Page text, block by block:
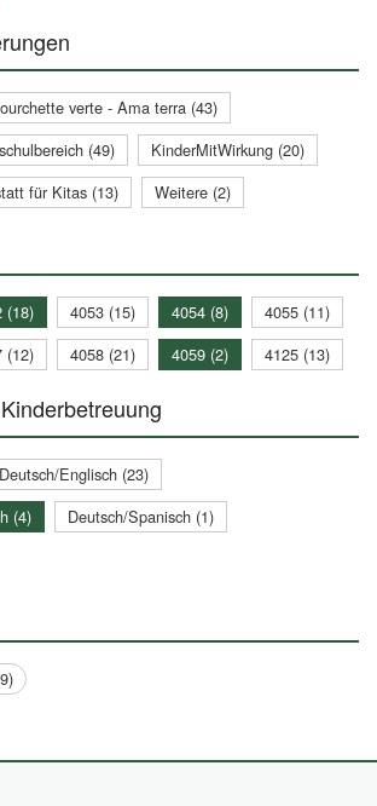
verte - Ama terra (43)
(49)
KinderMitWirkung (20)
für Kitas (13)
Weitere (2)
(18) 4053 (15) 4054 (8)
4055 (11)
(12) 4058 (21) 4059 (2) 4125 (13)
Deutsch/Englisch (23)
(4)
Deutsch/Spanisch (1)